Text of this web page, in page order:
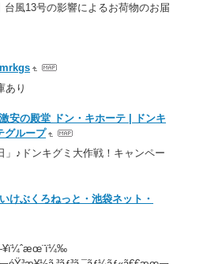
台風13号の影響によるお荷物のお届
mrkgs
あり
激安の殿堂 ドン・キホーテ | ドンキ
グループ
」♪ドンキグミ大作戦！キャンペー
いけぶくろねっと・池袋ネット・